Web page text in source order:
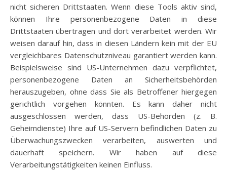
nicht sicheren Drittstaaten. Wenn diese Tools aktiv sind,
können Ihre personenbezogene Daten in diese
Drittstaaten übertragen und dort verarbeitet werden. Wir
weisen darauf hin, dass in diesen Ländern kein mit der EU
vergleichbares Datenschutzniveau garantiert werden kann.
Beispielsweise sind US-Unternehmen dazu verpflichtet,
personenbezogene Daten an Sicherheitsbehörden
herauszugeben, ohne dass Sie als Betroffener hiergegen
gerichtlich vorgehen könnten. Es kann daher nicht
ausgeschlossen werden, dass US-Behörden (z. B.
Geheimdienste) Ihre auf US-Servern befindlichen Daten zu
Überwachungszwecken verarbeiten, auswerten und
dauerhaft speichern. Wir haben auf diese
Verarbeitungstätigkeiten keinen Einfluss.